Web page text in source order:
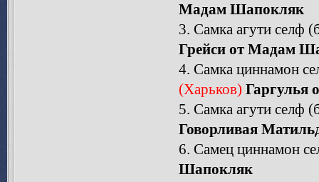
Мадам Шапокляк
3. Самка агути селф
Грейси от Мадам
4. Самка циннамон
(Харьков) Гаргулья
5. Самка агути селф
Говорливая
6. Самец циннамон
Шапокляк